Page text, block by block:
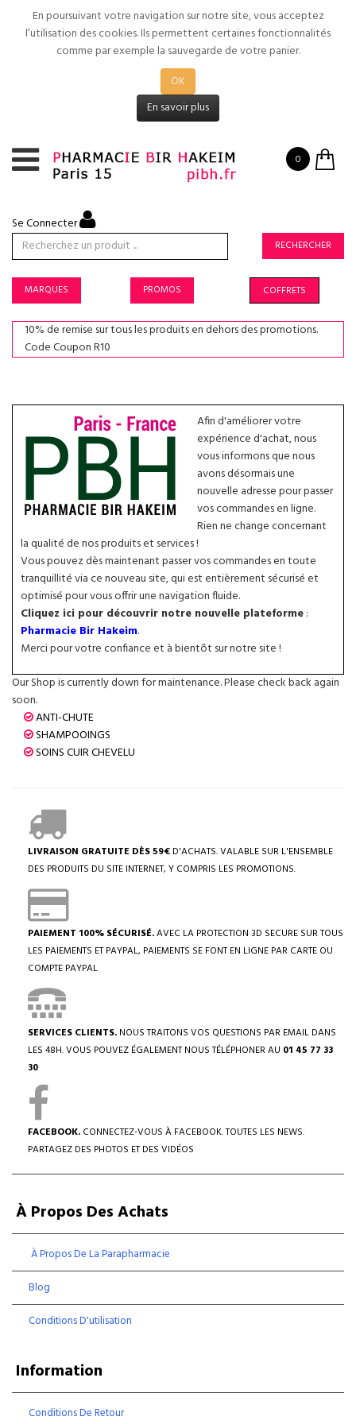
En poursuivant votre navigation sur notre site, vous acceptez
l’utilisation des cookies. Ils permettent certaines fonctionnalités
comme par exemple la sauvegarde de votre panier.
OK
En savoir plus
0
Se Connecter
RECHERCHER
MARQUES PROMOS COFFRETS
10% de remise sur tous les produits en dehors des promotions.
Code Coupon R10
Afin d'améliorer votre
expérience d'achat, nous
vous informons que nous
avons désormais une
nouvelle adresse pour passer
vos commandes en ligne.
Rien ne change concernant
la qualité de nos produits et services !
Vous pouvez dès maintenant passer vos commandes en toute
tranquillité via ce nouveau site, qui est entièrement sécurisé et
optimisé pour vous offrir une navigation fluide.
Cliquez ici pour découvrir notre nouvelle plateforme:
Pharmacie Bir Hakeim.
Merci pour votre confiance et à bientôt sur notre site !
Our Shop is currently down for maintenance. Please check back again
soon.
ANTI-CHUTE
SHAMPOOINGS
SOINS CUIR CHEVELU
LIVRAISON GRATUITE DÈS 59€ D'ACHATS. VALABLE SUR L'ENSEMBLE
DES PRODUITS DU SITE INTERNET, Y COMPRIS LES PROMOTIONS.
PAIEMENT 100% SÉCURISÉ.AVEC LA PROTECTION 3D SECURE SUR TOUS
LES PAIEMENTS ET PAYPAL, PAIEMENTS SE FONT EN LIGNE PAR CARTE OU
COMPTE PAYPAL
SERVICES CLIENTS. NOUS TRAITONS VOS QUESTIONS PAR EMAIL DANS
LES 48H. VOUS POUVEZ ÉGALEMENT NOUS TÉLÉPHONER AU 01 45 77 33
30
FACEBOOK. CONNECTEZ-VOUS À FACEBOOK. TOUTES LES NEWS.
PARTAGEZ DES PHOTOS ET DES VIDÉOS
À Propos Des Achats
À Propos De La Parapharmacie
Blog
Conditions D'utilisation
Information
Conditions De Retour